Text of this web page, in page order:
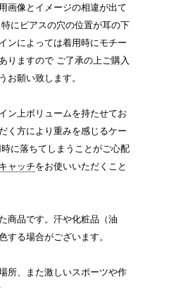
画像とイメージの相違が出て
にピアスの穴の位置が耳の下
ンによっては着用時にモチー
りますので ご了承の上ご購入
お願い致します。
ン上ボリュームを持たせてお
く方により重みを感じるケー
に落ちてしまうことがご心配
ャッチをお使いいただくこと
商品です。汗や化粧品（油
する場合がございます。
所、また激しいスポーツや作